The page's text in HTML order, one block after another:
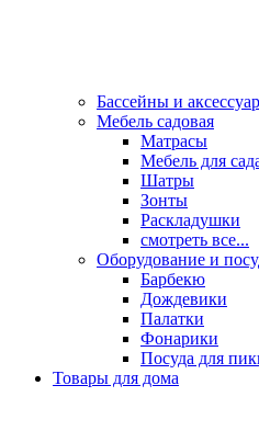
Бассейны и
Мебель садовая
Матрасы
Мебель для
Шатры
Зонты
Раскладушки
смотреть все...
Оборудование и
Барбекю
Дождевики
Палатки
Фонарики
Посуда для
Товары для дома